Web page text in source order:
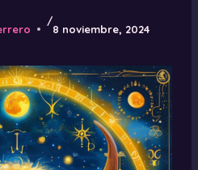
/
8 noviembre, 2024